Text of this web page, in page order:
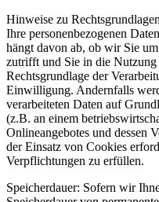
Hinweise zu
Ihre personenbezogenen
hängt davon ab, ob wir Sie
zutrifft und Sie in die
Rechtsgrundlage der
Einwilligung. Andernfalls
verarbeiteten Daten auf
(z.B. an einem
Onlineangebotes und dessen
der Einsatz von Cookies
Verpflichtungen zu erfüllen.
Speicherdauer: Sofern wir